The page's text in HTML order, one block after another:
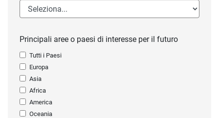
Principali aree o paesi di interesse per il futuro
Tutti i Paesi
Europa
Asia
Africa
America
Oceania